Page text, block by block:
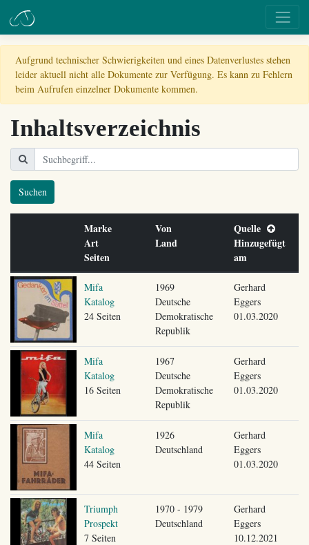
Aufgrund technischer Schwierigkeiten und eines Datenverlustes stehen
leider aktuell nicht alle Dokumente zur Verfügung. Es kann zu Fehlern
beim Aufrufen einzelner Dokumente kommen.
Inhaltsverzeichnis
Suchen
Marke
Art
Seiten
Von
Land
Quelle
Hinzugefügt
am
Mifa
Katalog
24 Seiten
1969
Deutsche
Demokratische
Republik
Gerhard
Eggers
01.03.2020
Mifa
Katalog
16 Seiten
1967
Deutsche
Demokratische
Republik
Gerhard
Eggers
01.03.2020
Mifa
Katalog
44 Seiten
1926
Deutschland
Gerhard
Eggers
01.03.2020
Triumph
Prospekt
7 Seiten
1970 - 1979
Deutschland
Gerhard
Eggers
10.12.2021